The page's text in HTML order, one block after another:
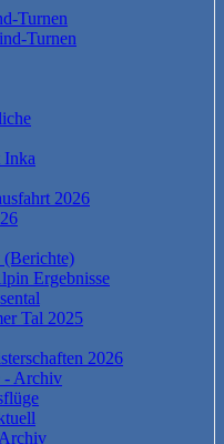
Turnen
Turnen
Inka
2026
(Berichte)
Ergebnisse
Tal 2025
2026
- Archiv